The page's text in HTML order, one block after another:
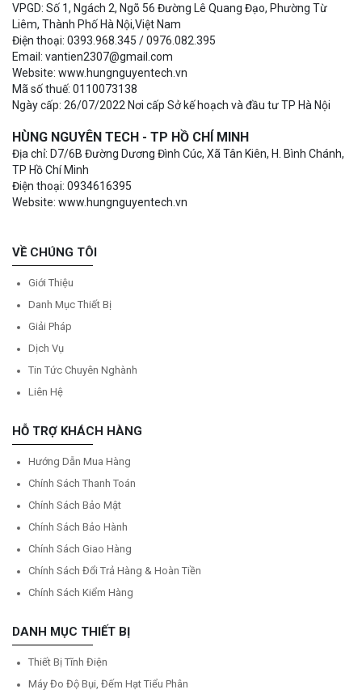
VPGD: Số 1, Ngách 2, Ngõ 56 Đường Lê Quang Đạo, Phường Từ
Liêm, Thành Phố Hà Nội,Việt Nam
Điện thoại: 0393.968.345 / 0976.082.395
Email: vantien2307@gmail.com
Website: www.hungnguyentech.vn
Mã số thuế: 0110073138
Ngày cấp: 26/07/2022 Nơi cấp Sở kế hoạch và đầu tư TP Hà Nội
HÙNG NGUYÊN TECH - TP HỒ CHÍ MINH
Địa chỉ: D7/6B Đường Dương Đình Cúc, Xã Tân Kiên, H. Bình Chánh,
TP Hồ Chí Minh
Điện thoại: 0934616395
Website: www.hungnguyentech.vn
VỀ CHÚNG TÔI
Giới Thiệu
Danh Mục Thiết Bị
Giải Pháp
Dịch Vụ
Tin Tức Chuyên Nghành
Liên Hệ
HỖ TRỢ KHÁCH HÀNG
Hướng Dẫn Mua Hàng
Chính Sách Thanh Toán
Chính Sách Bảo Mật
Chính Sách Bảo Hành
Chính Sách Giao Hàng
Chính Sách Đổi Trả Hàng & Hoàn Tiền
Chính Sách Kiểm Hàng
DANH MỤC THIẾT BỊ
Thiết Bị Tĩnh Điện
Máy Đo Độ Bụi, Đếm Hạt Tiểu Phân